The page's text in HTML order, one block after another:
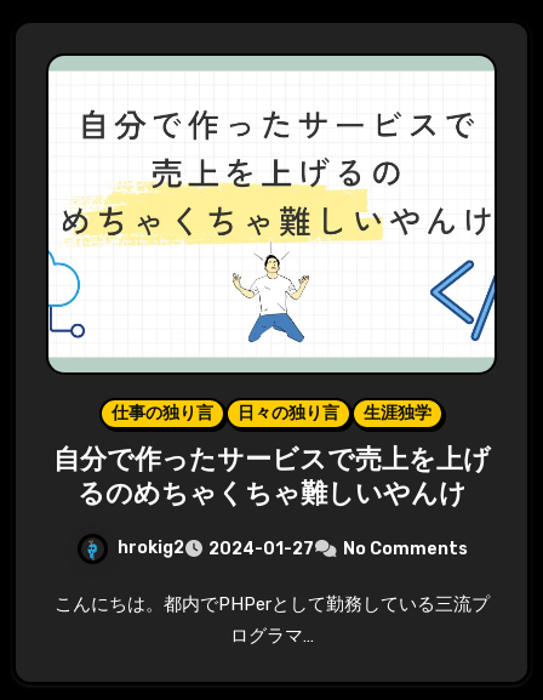
仕事の独り言 日々の独り言 生涯独学
自分で作ったサービスで売上を上げ
るのめちゃくちゃ難しいやんけ
hrokig2 2024-01-27 No Comments
こんにちは。都内でPHPerとして勤務している三流プ
ログラマ…